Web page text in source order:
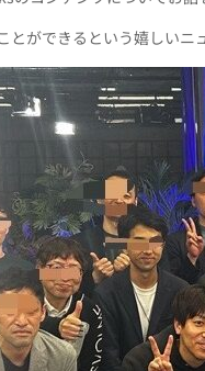
とができるという嬉しいニ